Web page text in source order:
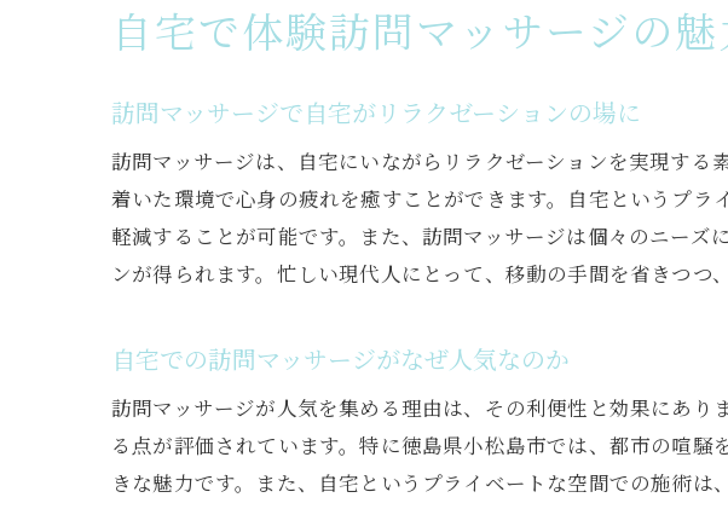
訪問マッサージ
自然と調和する
訪問マッサージ
訪問マッサー
自然と共に歩む
自宅で体験訪問マッサージの
訪問マッサージで自宅がリラクゼーションの場に
訪問マッサージは、自宅にいながらリラクゼーションを実現す
着いた環境で心身の疲れを癒すことができます。自宅というプ
軽減することが可能です。また、訪問マッサージは個々のニー
ンが得られます。忙しい現代人にとって、移動の手間を省きつつ
自宅での訪問マッサージがなぜ人気なのか
訪問マッサージが人気を集める理由は、その利便性と効果にあ
る点が評価されています。特に徳島県小松島市では、都市の喧
きな魅力です。また、自宅というプライベートな空間での施術